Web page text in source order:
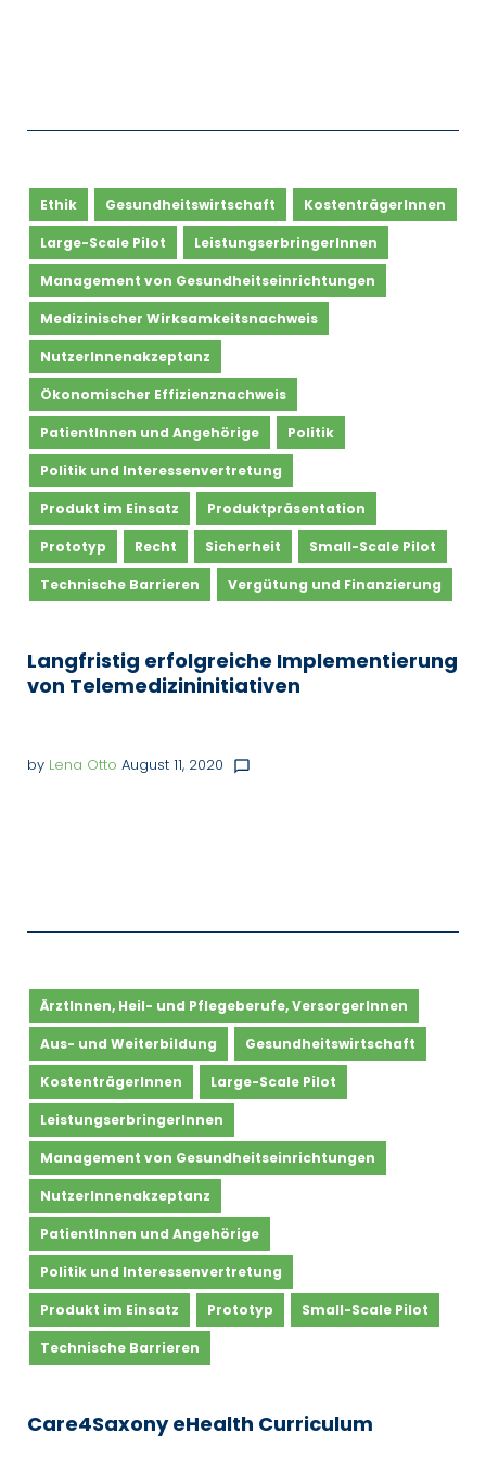
Ethik Gesundheitswirtschaft KostenträgerInnen
Large-Scale Pilot LeistungserbringerInnen
Management von Gesundheitseinrichtungen
Medizinischer Wirksamkeitsnachweis
NutzerInnenakzeptanz
Ökonomischer Effizienznachweis
PatientInnen und Angehörige Politik
Politik und Interessenvertretung
Produkt im Einsatz Produktpräsentation
Prototyp Recht Sicherheit Small-Scale Pilot
Technische Barrieren Vergütung und Finanzierung
Langfristig erfolgreiche Implementierung
von Telemedizininitiativen
by Lena Otto August 11, 2020 chat_bubble_outline
ÄrztInnen, Heil- und Pflegeberufe, VersorgerInnen
Aus- und Weiterbildung Gesundheitswirtschaft
KostenträgerInnen Large-Scale Pilot
LeistungserbringerInnen
Management von Gesundheitseinrichtungen
NutzerInnenakzeptanz
PatientInnen und Angehörige
Politik und Interessenvertretung
Produkt im Einsatz Prototyp Small-Scale Pilot
Technische Barrieren
Care4Saxony eHealth Curriculum